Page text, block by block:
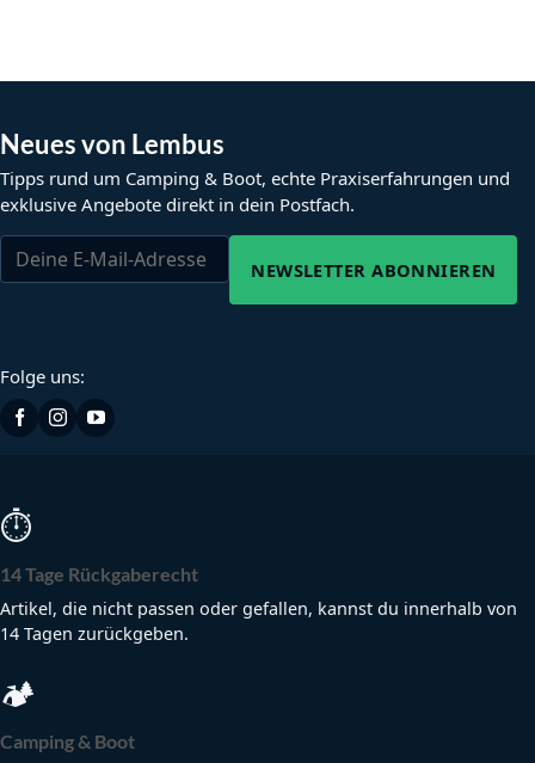
Neues von Lembus
Tipps rund um Camping & Boot, echte Praxiserfahrungen und
exklusive Angebote direkt in dein Postfach.
NEWSLETTER ABONNIEREN
Folge uns:
⏱
14 Tage Rückgaberecht
Artikel, die nicht passen oder gefallen, kannst du innerhalb von
14 Tagen zurückgeben.
🏕
Camping & Boot